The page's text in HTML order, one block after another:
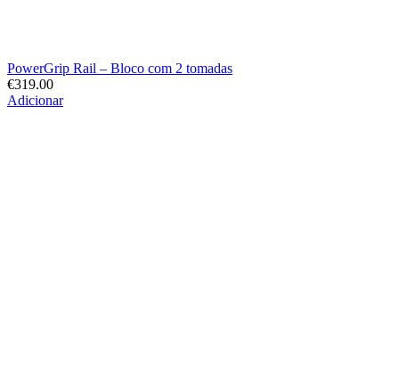
PowerGrip Rail – Bloco com 2 tomadas
€319.00
Adicionar